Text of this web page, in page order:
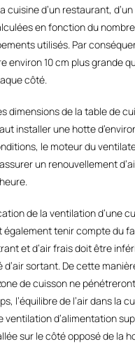
cuisine d’un restaurant, d’un
en fonction du
utilisés. Par
environ 10 cm plus grande
côté.
dimensions de la table de
installer une hotte
le moteur du
un renouvellement
de la ventilation d’une
tenir compte du
et d’air frais doit être
d’air sortant. De cette
de cuisson ne
l’équilibre de l’air dans la
ventilation d’alimentation
sur le côté opposé de la